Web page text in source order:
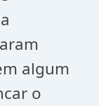
algum
o